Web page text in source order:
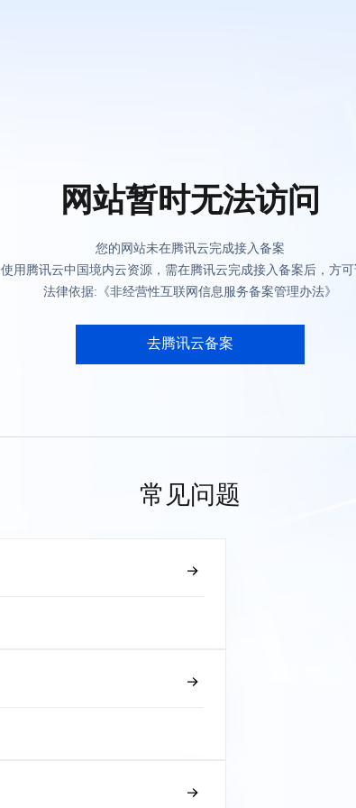
网站暂时无法访问
您的网站未在腾讯云完成接入备案
使用腾讯云中国境内云资源，需在腾讯云完成接入备案后，方
法律依据:《非经营性互联网信息服务备案管理办法》
去腾讯云备案
常见问题